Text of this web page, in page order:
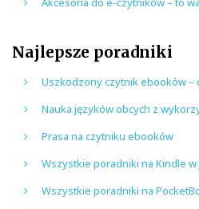
Najlepsze poradniki
Uszkodzony czytnik ebooków –
Nauka języków obcych z
Prasa na czytniku ebooków
Wszystkie poradniki na Kindle
Wszystkie poradniki na